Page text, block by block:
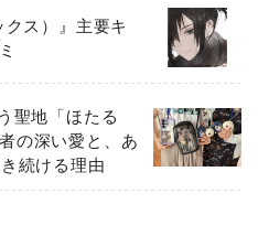
クス）』主要キ
聖地「ほたる
の深い愛と、あ
続ける理由